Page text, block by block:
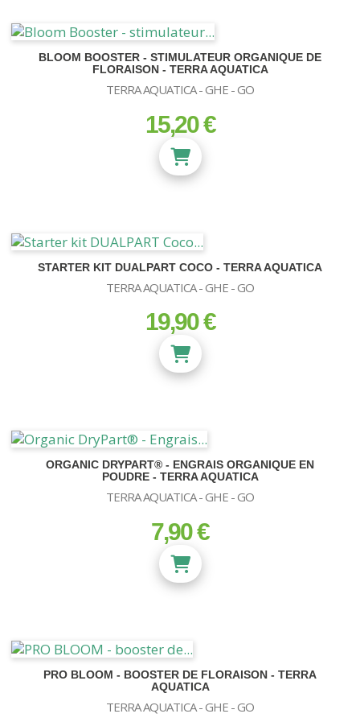
BLOOM BOOSTER - STIMULATEUR ORGANIQUE DE
FLORAISON - TERRA AQUATICA
TERRA AQUATICA - GHE - GO
prix
15,20 €
STARTER KIT DUALPART COCO - TERRA AQUATICA
TERRA AQUATICA - GHE - GO
prix
19,90 €
ORGANIC DRYPART® - ENGRAIS ORGANIQUE EN
POUDRE - TERRA AQUATICA
TERRA AQUATICA - GHE - GO
prix
7,90 €
PRO BLOOM - BOOSTER DE FLORAISON - TERRA
AQUATICA
TERRA AQUATICA - GHE - GO